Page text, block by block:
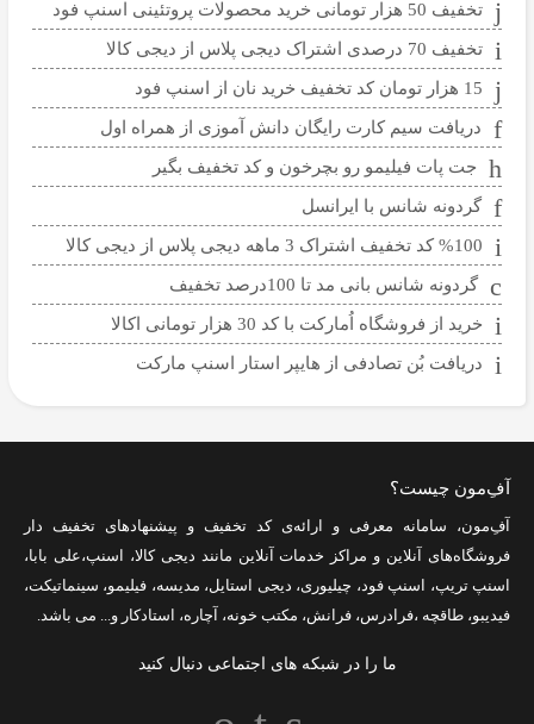
تخفیف 50 هزار تومانی خرید محصولات پروتئینی اسنپ فود
تخفیف 70 درصدی اشتراک دیجی پلاس از دیجی کالا
15 هزار تومان کد تخفیف خرید نان از اسنپ فود
دریافت سیم کارت رایگان دانش آموزی از همراه اول
جت پات فیلیمو رو بچرخون و کد تخفیف بگیر
گردونه شانس با ایرانسل
%100 کد تخفیف اشتراک 3 ماهه دیجی پلاس از دیجی کالا
گردونه شانس بانی مد تا 100درصد تخفیف
خرید از فروشگاه اُمارکت با کد 30 هزار تومانی اکالا
دریافت بُن تصادفی از هایپر استار اسنپ مارکت
آفِ‌مون چیست؟
آفِ‌مون، سامانه معرفی و ارائه‌یکد تخفیف و پیشنهادهای تخفیف دار
فروشگاه‌های آنلاین و مراکز خدمات آنلاین مانند دیجی کالا، اسنپ،علی بابا،
اسنپ تریپ، اسنپ فود، چیلیوری، دیجی استایل، مدیسه، فیلیمو، سینماتیکت،
فیدیبو، طاقچه ،فرادرس، فرانش، مکتب خونه، آچاره، استادکار و... می باشد.
ما را در شبکه های اجتماعی دنبال کنید